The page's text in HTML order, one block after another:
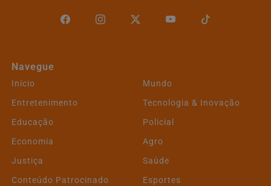
Navegue
Início
Mundo
Entretenimento
Tecnologia & Inovação
Educação
Policial
Economia
Agro
Justiça
Saúde
Conteúdo Patrocinado
Esportes